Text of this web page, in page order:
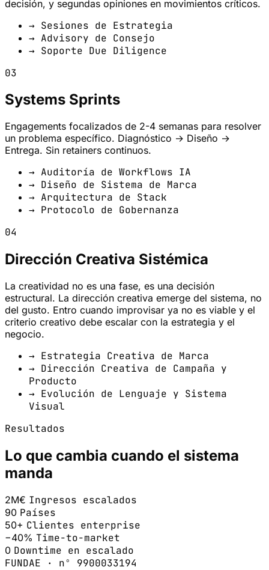
decisión, y segundas opiniones en movimientos críticos.
→ Sesiones de Estrategia
→ Advisory de Consejo
→ Soporte Due Diligence
03
Systems Sprints
Engagements focalizados de 2-4 semanas para resolver
un problema específico. Diagnóstico → Diseño →
Entrega. Sin retainers continuos.
→ Auditoría de Workflows IA
→ Diseño de Sistema de Marca
→ Arquitectura de Stack
→ Protocolo de Gobernanza
04
Dirección Creativa Sistémica
La creatividad no es una fase, es una decisión
estructural. La dirección creativa emerge del sistema, no
del gusto. Entro cuando improvisar ya no es viable y el
criterio creativo debe escalar con la estrategia y el
negocio.
→ Estrategia Creativa de Marca
→ Dirección Creativa de Campaña y
Producto
→ Evolución de Lenguaje y Sistema
Visual
Resultados
Lo que cambia cuando el sistema
manda
2M€ Ingresos escalados
90 Países
50+ Clientes enterprise
−40% Time-to-market
0 Downtime en escalado
FUNDAE · nº 9900033194